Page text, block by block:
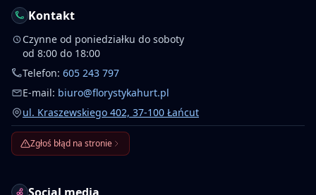
Kontakt
Czynne od poniedziałku do soboty
od 8:00 do 18:00
Telefon: 605 243 797
E-mail: biuro@florystykahurt.pl
ul. Kraszewskiego 402, 37-100 Łańcut
Zgłoś błąd na stronie